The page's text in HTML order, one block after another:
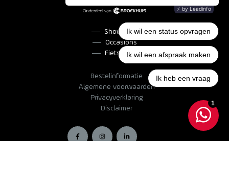
Showroom
Occasions
Fietslease
Bestelinformatie
Algemene voorwaarden
Privacyverklaring
Disclaimer